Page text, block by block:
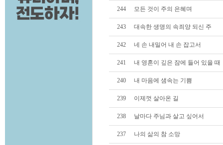
244 모든 것이 주의 은혜며
243 대속한 생명의 속죄양 되신 주
242 네 손 내밀어 내 손 잡고서
241 내 영혼이 깊은 잠에 들어 있을 때
240 내 마음에 샘속는 기쁨
239 이제껏 살아온 길
238 날마다 주님과 살고 싶어서
237 나의 삶의 참 소망